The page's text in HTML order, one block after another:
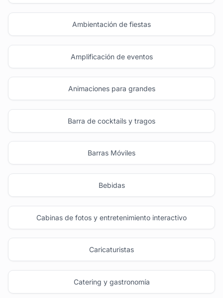
Ambientación de fiestas
Amplificación de eventos
Animaciones para grandes
Barra de cocktails y tragos
Barras Móviles
Bebidas
Cabinas de fotos y entretenimiento interactivo
Caricaturistas
Catering y gastronomía